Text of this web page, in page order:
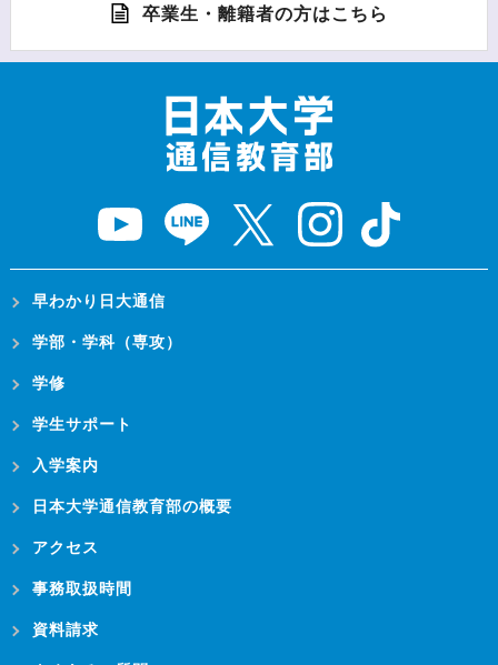
卒業生・離籍者の方はこちら
早わかり日大通信
学部・学科（専攻）
学修
学生サポート
入学案内
日本大学通信教育部の概要
アクセス
事務取扱時間
資料請求